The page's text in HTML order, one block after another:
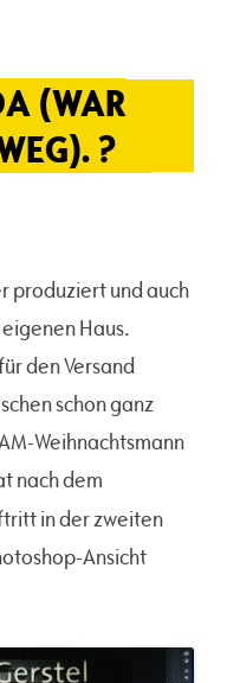
(WAR
?
produziert und auch
Haus.
den Versand
schon ganz
Weihnachtsmann
nach dem
in der zweiten
Ansicht